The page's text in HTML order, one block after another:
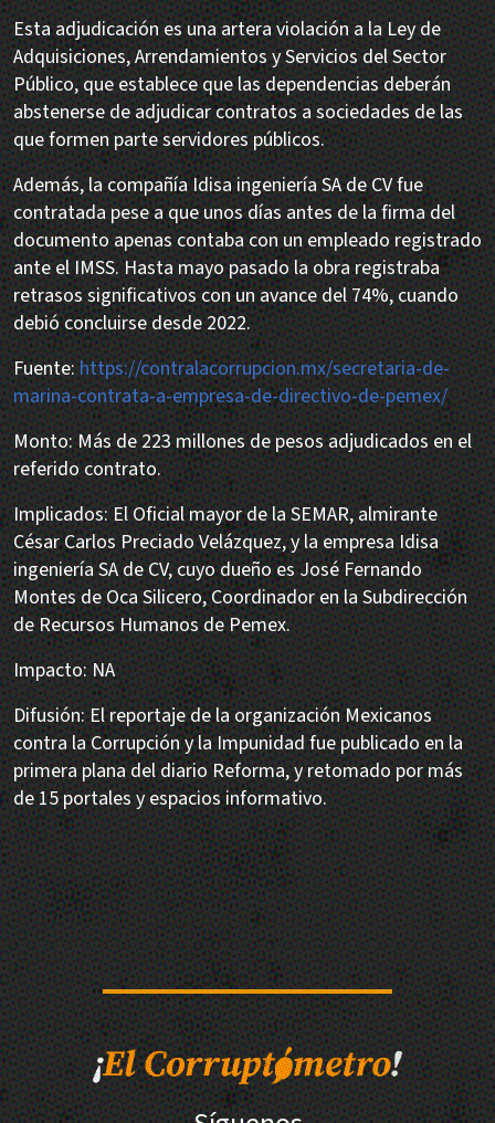
Esta adjudicación es una artera violación a la Ley de
Adquisiciones, Arrendamientos y Servicios del Sector
Público, que establece que las dependencias deberán
abstenerse de adjudicar contratos a sociedades de las
que formen parte servidores públicos.
Además, la compañía Idisa ingeniería SA de CV fue
contratada pese a que unos días antes de la firma del
documento apenas contaba con un empleado registrado
ante el IMSS. Hasta mayo pasado la obra registraba
retrasos significativos con un avance del 74%, cuando
debió concluirse desde 2022.
Fuente:https://contralacorrupcion.mx/secretaria-de-
marina-contrata-a-empresa-de-directivo-de-pemex/
Monto: Más de 223 millones de pesos adjudicados en el
referido contrato.
Implicados: El Oficial mayor de la SEMAR, almirante
César Carlos Preciado Velázquez, y la empresa Idisa
ingeniería SA de CV, cuyo dueño es José Fernando
Montes de Oca Silicero, Coordinador en la Subdirección
de Recursos Humanos de Pemex.
Impacto: NA
Difusión: El reportaje de la organización Mexicanos
contra la Corrupción y la Impunidad fue publicado en la
primera plana del diario Reforma, y retomado por más
de 15 portales y espacios informativo.